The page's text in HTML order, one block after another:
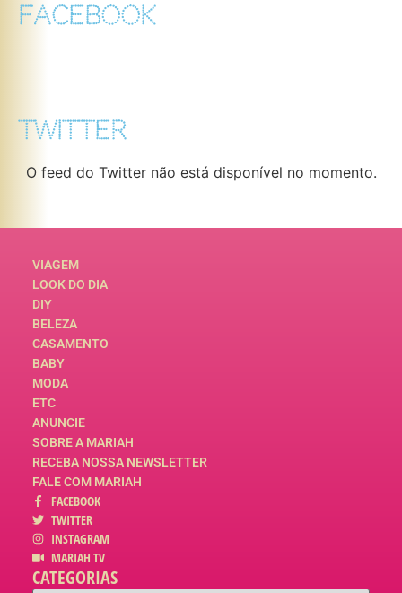
FACEBOOK
TWITTER
O feed do Twitter não está disponível no momento.
VIAGEM
LOOK DO DIA
DIY
BELEZA
CASAMENTO
BABY
MODA
ETC
ANUNCIE
SOBRE A MARIAH
RECEBA NOSSA NEWSLETTER
FALE COM MARIAH
FACEBOOK
TWITTER
INSTAGRAM
MARIAH TV
CATEGORIAS